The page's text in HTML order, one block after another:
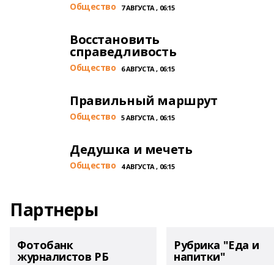
Общество 7 АВГУСТА , 06:15
Восстановить
справедливость
Общество 6 АВГУСТА , 06:15
Правильный маршрут
Общество 5 АВГУСТА , 06:15
Дедушка и мечеть
Общество 4 АВГУСТА , 06:15
Партнеры
Фотобанк
журналистов РБ
Рубрика "Еда и
напитки"